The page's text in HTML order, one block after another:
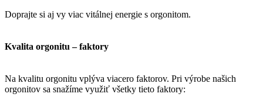
Doprajte si aj vy viac vitálnej energie s orgonitom.
Kvalita orgonitu – faktory
Na kvalitu orgonitu vplýva viacero faktorov. Pri výrobe našich
orgonitov sa snažíme využiť všetky tieto faktory: